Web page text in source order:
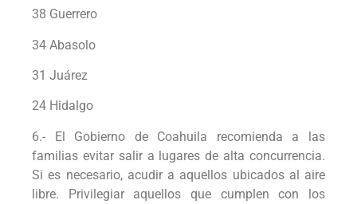
38 Guerrero
34 Abasolo
31 Juárez
24 Hidalgo
6.- El Gobierno de Coahuila recomienda a las
familias evitar salir a lugares de alta concurrencia.
Si es necesario, acudir a aquellos ubicados al aire
libre. Privilegiar aquellos que cumplen con los